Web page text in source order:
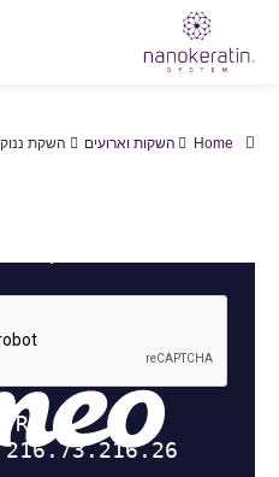
Home השקות וארועים השקת